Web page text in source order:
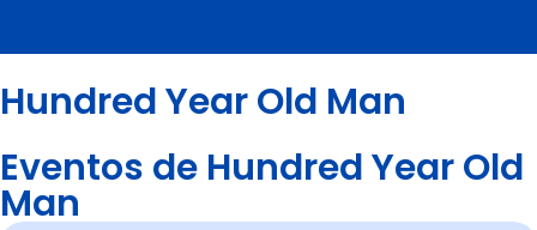
Hundred Year Old Man
Eventos de Hundred Year Old
Man